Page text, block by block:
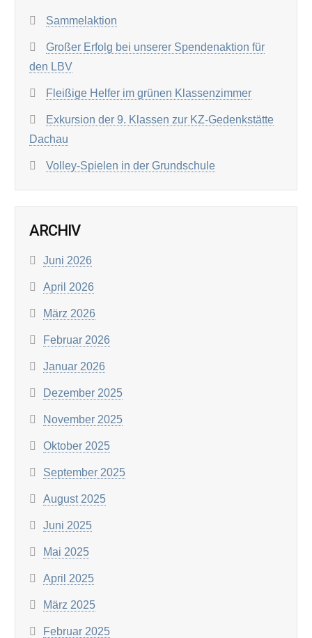
Sammelaktion
Großer Erfolg bei unserer Spendenaktion für
den LBV
Fleißige Helfer im grünen Klassenzimmer
Exkursion der 9. Klassen zur KZ-Gedenkstätte
Dachau
Volley-Spielen in der Grundschule
ARCHIV
Juni 2026
April 2026
März 2026
Februar 2026
Januar 2026
Dezember 2025
November 2025
Oktober 2025
September 2025
August 2025
Juni 2025
Mai 2025
April 2025
März 2025
Februar 2025